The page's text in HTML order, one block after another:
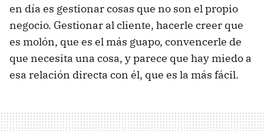
en día es gestionar cosas que no son el propio
negocio. Gestionar al cliente, hacerle creer que
es molón, que es el más guapo, convencerle de
que necesita una cosa, y parece que hay miedo a
esa relación directa con él, que es la más fácil.